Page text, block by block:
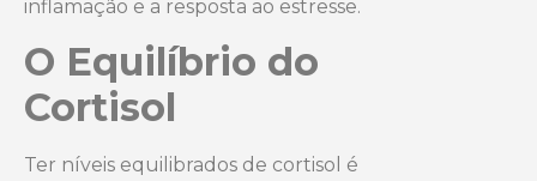
inflamação e a resposta ao estresse.
O Equilíbrio do
Cortisol
Ter níveis equilibrados de cortisol é